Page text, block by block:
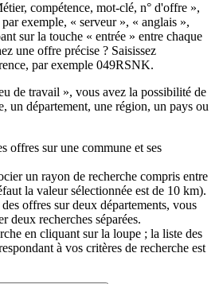
compétence, mot-clé, n° d'offre »,
exemple, « serveur », « anglais »,
sur la touche « entrée » entre chaque
une offre précise ? Saisissez
par exemple 049RSNK.
de travail », vous avez la possibilité de
un département, une région, un pays ou
offres sur une commune et ses
un rayon de recherche compris entre
la valeur sélectionnée est de 10 km).
offres sur deux départements, vous
deux recherches séparées.
en cliquant sur la loupe ; la liste des
à vos critères de recherche est